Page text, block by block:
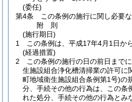
(委任)
第4条
この条例の施行に関し必要
附 則
(施行期日)
1
この条例は、平成17年4月1日か
(経過措置)
2
この条例の施行の日の前日まで
生施設組合浄化槽清掃業の許可に
町地域衛生施設組合条例第1号)の
分、手続その他の行為は、この条
れた処分、手続その他の行為とみ